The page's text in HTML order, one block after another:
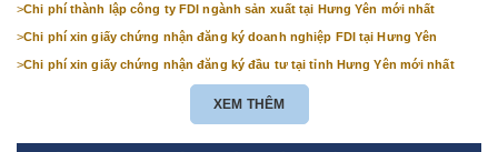
>Chi phí thành lập công ty FDI ngành sản xuất tại Hưng Yên mới nhất
>Chi phí xin giấy chứng nhận đăng ký doanh nghiệp FDI tại Hưng Yên
>Chi phí xin giấy chứng nhận đăng ký đầu tư tại tỉnh Hưng Yên mới nhất
XEM THÊM